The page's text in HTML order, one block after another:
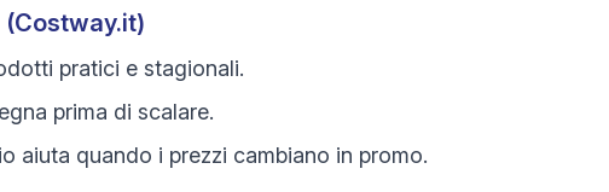
pratici e stagionali.
prima di scalare.
aiuta quando i prezzi cambiano in promo.